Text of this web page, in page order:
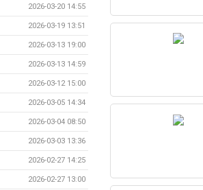
2026-03-20 14:55
2026-03-19 13:51
2026-03-13 19:00
2026-03-13 14:59
2026-03-12 15:00
2026-03-05 14:34
2026-03-04 08:50
2026-03-03 13:36
2026-02-27 14:25
2026-02-27 13:00